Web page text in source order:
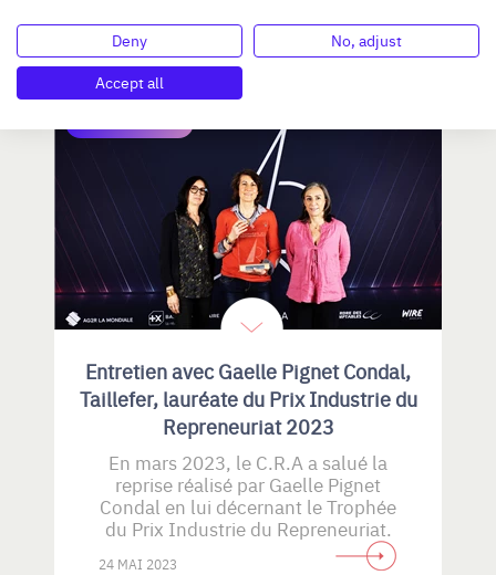
06 JUIN 2023
Entretien avec Gaelle Pignet Condal,
Taillefer, lauréate du Prix Industrie du
Repreneuriat 2023
En mars 2023, le C.R.A a salué la
reprise réalisé par Gaelle Pignet
Condal en lui décernant le Trophée
du Prix Industrie du Repreneuriat.
24 MAI 2023
Deny
No, adjust
Accept all